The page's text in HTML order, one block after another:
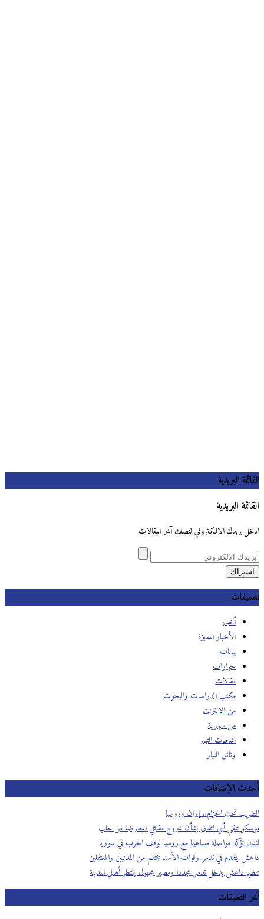
القائمة البريدية
القائمة البريدية
ادخل بريدك الالكتروني لتصلك آخر المقالات
تصنيفات
أخبار
الأخبار المميزة
بيانات
حوارات
مقالات
مكتب الدراسات والبحوث
من الانترنت
من سورية
نشاطات التيار
وثائق التيار
أحدث الإضافات
الضرب تحت الحزام.. إيران وروسيا
موسكو تنفي أي اتفاق بشأن خروج مقاتلي المعارضة من حلب
لندن تؤكد مواصلة مساعيها مع روسيا لوقف الحرب في سوريا
داعش يتقدم في تدمر وقوات الأسد تنتقم من المدنيين والمعتقلين
تنظيم داعش يدخل تدمر مجددا ومصير مجهول ينتظر أهالي المدينة
آخر التعليقات